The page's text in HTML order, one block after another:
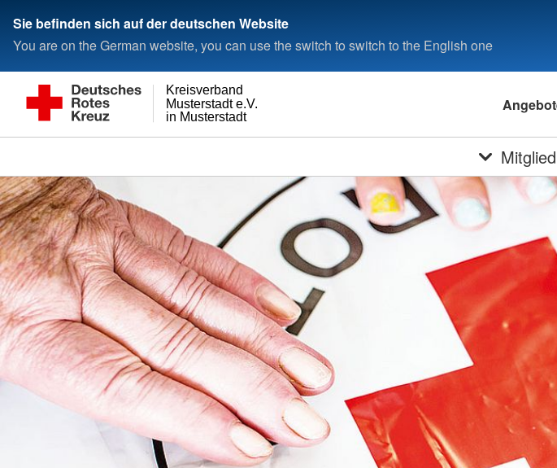
Sie befinden sich auf der deutschen Website
You are on the German website, you can use the switch to switch to the English one
in Musterstadt
Musterstadt e.V.
Kreisverband